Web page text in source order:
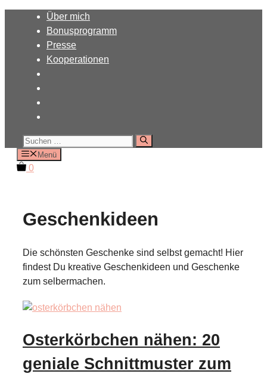
springen
Über mich
Bonusprogramm
Presse
Kooperationen
Suchen
nach:Menü
0
Geschenkideen
Die schönsten Geschenke sind selbst gemacht! Hier
findest Du kreative Geschenkideen und Geschenke
zum selbermachen.
Osterkörbchen nähen: 20
geniale Schnittmuster zum